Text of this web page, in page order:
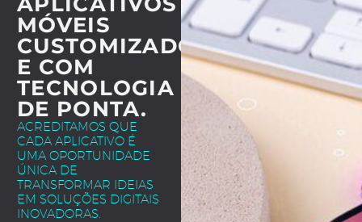
MÓVEIS
CUSTOMIZADOS
E COM
TECNOLOGIA
DE PONTA.
ACREDITAMOS QUE
CADA APLICATIVO É
UMA OPORTUNIDADE
ÚNICA DE
TRANSFORMAR IDEIAS
EM SOLUÇÕES DIGITAIS
INOVADORAS.